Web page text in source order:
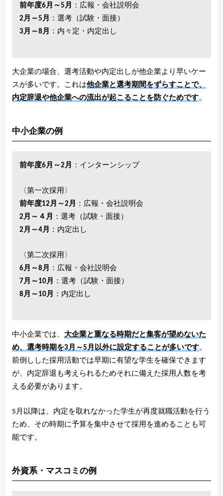
前年度6月～5月
：広報・会社説明会
2月～5月
：選考（試験・面接）
3月～8月
：内々定・内定出し
大企業の場合、選考活動や内定出しが他企業より早いケー
スが多いです。これは他企業と選考期間をずらすことで、
内定辞退や他企業への流出が起こることを防ぐためです。
中小企業の例
前年度6月～2月 ：インターンシップ
〈第一次採用〉
前年度12月～2月
：広報・会社説明会
2月～４月
：選考（試験・面接）
2月～4月
：内定出し
〈第二次採用〉
6月～8月
：広報・会社説明会
7月～10月
：選考（試験・面接）
8月～10月
：内定出し
中小企業では、 大企業と重なる時期だと集客が望めないた
め、選考時期を3月～5月以外に設定することが多いです。
前倒しした採用活動では早期に有望な学生を確保できます
が、内定辞退も考えられるためそれに備えた採用人数を考
える必要があります。
5月以降は、内定を取れなかった学生が再度就職活動を行う
ため、その時期に予算を集中させて採用を進めることも可
能です。
外資系・マスコミの例